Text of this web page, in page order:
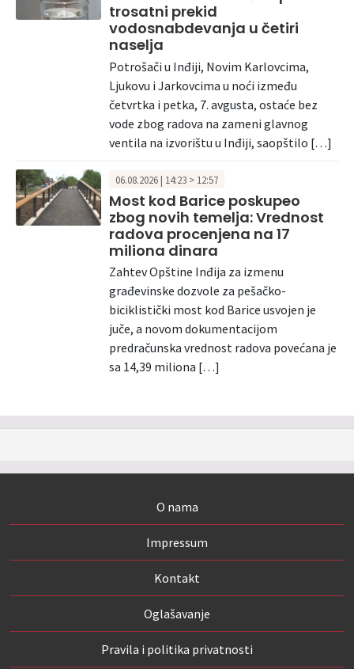
trosatni prekid
vodosnabdevanja u četiri
naselja
Potrošači u Inđiji, Novim Karlovcima,
Ljukovu i Jarkovcima u noći između
četvrtka i petka, 7. avgusta, ostaće bez
vode zbog radova na zameni glavnog
ventila na izvorištu u Inđiji, saopštilo […]
06.08.2026 | 14:23 > 12:57
Most kod Barice poskupeo
zbog novih temelja: Vrednost
radova procenjena na 17
miliona dinara
Zahtev Opštine Inđija za izmenu
građevinske dozvole za pešačko-
biciklistički most kod Barice usvojen je
juče, a novom dokumentacijom
predračunska vrednost radova povećana je
sa 14,39 miliona […]
O nama
Impressum
Kontakt
Oglašavanje
Pravila i politika privatnosti